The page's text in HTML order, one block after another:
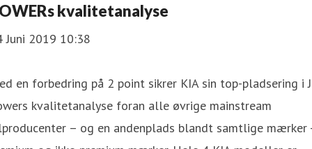
kvalitetanalyse
Juni 2019 10:38
en forbedring på 2 point sikrer KIA sin top-pladsering i
kvalitetanalyse foran alle øvrige mainstream
– og en andenplads blandt samtlige mærker